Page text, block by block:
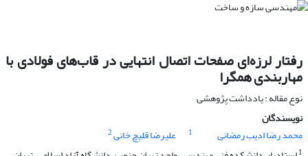
رفتار لرزه‌ای صفحات اتصال انتهایی در قاب‌های فولادی با
مهاربندی همگرا
نوع مقاله : یادداشت پژوهشی
نویسندگان
محمد رضا ادیب رمضانی
1 علیرضا قلیچ خانی2
1